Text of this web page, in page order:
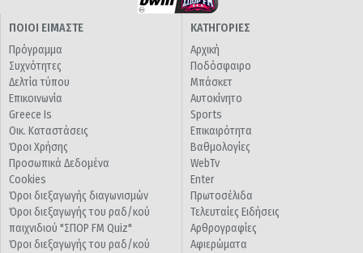
ΠΟΙΟΙ ΕΙΜΑΣΤΕ
Πρόγραμμα
Συχνότητες
Δελτία τύπου
Επικοινωνία
Greece Is
Οικ. Καταστάσεις
Όροι Χρήσης
Προσωπικά Δεδομένα
Cookies
Όροι διεξαγωγής διαγωνισμών
Όροι διεξαγωγής του ραδ/κού
παιχνιδιού "ΣΠΟΡ FM Quiz"
Όροι διεξαγωγής του ραδ/κού
ΚΑΤΗΓΟΡΙΕΣ
Αρχική
Ποδόσφαιρο
Μπάσκετ
Αυτοκίνητο
Sports
Επικαιρότητα
Βαθμολογίες
WebTv
Enter
Πρωτοσέλιδα
Τελευταίες Ειδήσεις
Αρθρογραφίες
Αφιερώματα